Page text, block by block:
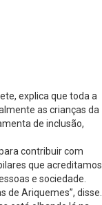
explica que toda a
as crianças da
de inclusão,
contribuir com
que acreditamos
e sociedade.
de Ariquemes”, disse.